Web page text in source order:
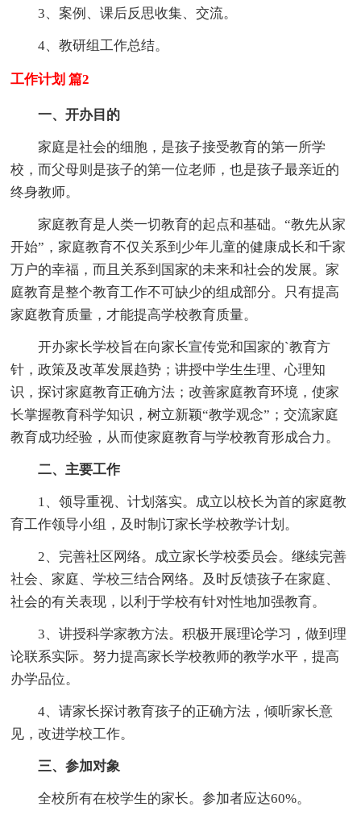
3、案例、课后反思收集、交流。
4、教研组工作总结。
工作计划 篇2
一、开办目的
家庭是社会的细胞，是孩子接受教育的第一所学
校，而父母则是孩子的第一位老师，也是孩子最亲近的
终身教师。
家庭教育是人类一切教育的起点和基础。“教先从家
开始”，家庭教育不仅关系到少年儿童的健康成长和千家
万户的幸福，而且关系到国家的未来和社会的发展。家
庭教育是整个教育工作不可缺少的组成部分。只有提高
家庭教育质量，才能提高学校教育质量。
开办家长学校旨在向家长宣传党和国家的`教育方
针，政策及改革发展趋势；讲授中学生生理、心理知
识，探讨家庭教育正确方法；改善家庭教育环境，使家
长掌握教育科学知识，树立新颖“教学观念”；交流家庭
教育成功经验，从而使家庭教育与学校教育形成合力。
二、主要工作
1、领导重视、计划落实。成立以校长为首的家庭教
育工作领导小组，及时制订家长学校教学计划。
2、完善社区网络。成立家长学校委员会。继续完善
社会、家庭、学校三结合网络。及时反馈孩子在家庭、
社会的有关表现，以利于学校有针对性地加强教育。
3、讲授科学家教方法。积极开展理论学习，做到理
论联系实际。努力提高家长学校教师的教学水平，提高
办学品位。
4、请家长探讨教育孩子的正确方法，倾听家长意
见，改进学校工作。
三、参加对象
全校所有在校学生的家长。参加者应达60%。